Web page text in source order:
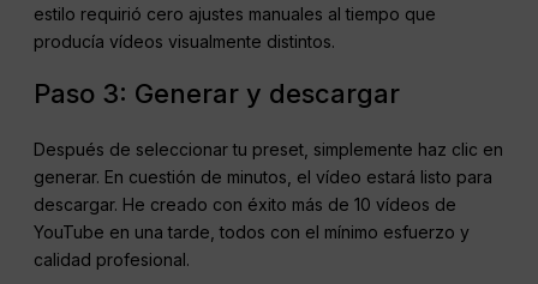
estilo requirió cero ajustes manuales al tiempo que
producía vídeos visualmente distintos.
Paso 3: Generar y descargar
Después de seleccionar tu preset, simplemente haz clic en
generar. En cuestión de minutos, el vídeo estará listo para
descargar. He creado con éxito más de 10 vídeos de
YouTube en una tarde, todos con el mínimo esfuerzo y
calidad profesional.